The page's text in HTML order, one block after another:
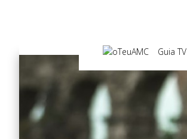
Guia TV